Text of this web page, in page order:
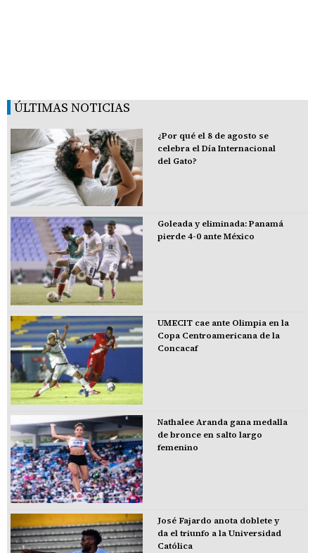
ÚLTIMAS NOTICIAS
¿Por qué el 8 de agosto se
celebra el Día Internacional
del Gato?
Goleada y eliminada: Panamá
pierde 4-0 ante México
UMECIT cae ante Olimpia en la
Copa Centroamericana de la
Concacaf
Nathalee Aranda gana medalla
de bronce en salto largo
femenino
José Fajardo anota doblete y
da el triunfo a la Universidad
Católica